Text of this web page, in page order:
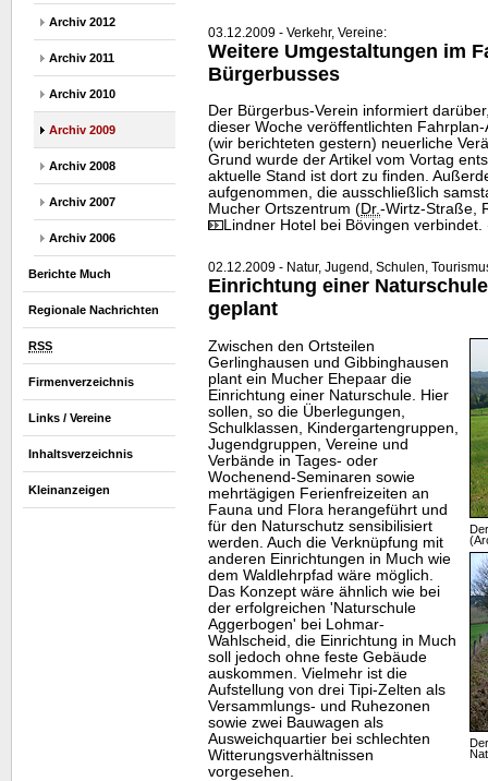
Archiv 2012
Archiv 2011
Archiv 2010
Archiv 2009
Archiv 2008
Archiv 2007
Archiv 2006
Berichte Much
Regionale Nachrichten
RSS
Firmenverzeichnis
Links / Vereine
Inhaltsverzeichnis
Kleinanzeigen
03.12.2009 - Verkehr, Vereine:
Weitere Umgestaltungen im
Bürgerbusses
Der Bürgerbus-Verein informiert
dieser Woche veröffentlichten
(wir berichteten gestern) neuerliche
Grund wurde der Artikel vom Vortag
aktuelle Stand ist dort zu finden.
aufgenommen, die ausschließlich
Mucher Ortszentrum (Dr.-Wirtz-Straße,
Lindner Hotel bei Bövingen
02.12.2009 - Natur, Jugend, Schulen,
Einrichtung einer
geplant
Zwischen den Ortsteilen
Gerlinghausen und Gibbinghausen
plant ein Mucher Ehepaar die
Einrichtung einer Naturschule. Hier
sollen, so die Überlegungen,
Schulklassen, Kindergartengruppen,
Jugendgruppen, Vereine und
Verbände in Tages- oder
Wochenend-Seminaren sowie
mehrtägigen Ferienfreizeiten an
Fauna und Flora herangeführt und
für den Naturschutz sensibilisiert
werden. Auch die Verknüpfung mit
anderen Einrichtungen in Much wie
dem Waldlehrpfad wäre möglich.
Das Konzept wäre ähnlich wie bei
der erfolgreichen 'Naturschule
Aggerbogen' bei Lohmar-
Wahlscheid, die Einrichtung in Much
soll jedoch ohne feste Gebäude
auskommen. Vielmehr ist die
Aufstellung von drei Tipi-Zelten als
Versammlungs- und Ruhezonen
sowie zwei Bauwagen als
Ausweichquartier bei schlechten
Witterungsverhältnissen
vorgesehen.